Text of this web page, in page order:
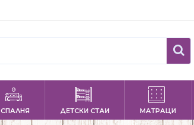
СПАЛНЯ ДЕТСКИ СТАИ МАТРАЦИ